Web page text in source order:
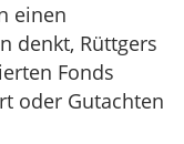
einen
denkt, Rüttgers
Fonds
oder Gutachten